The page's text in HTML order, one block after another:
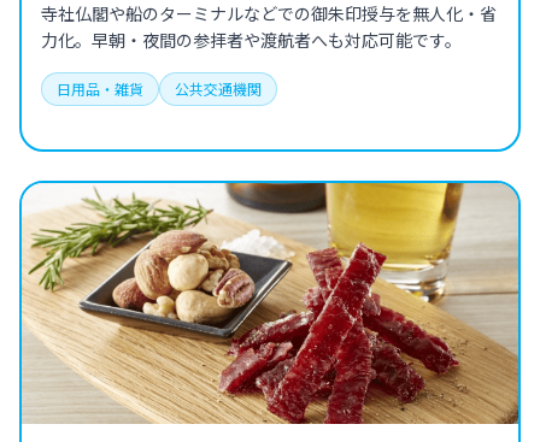
寺社仏閣や船のターミナルなどでの御朱印授与を無人化・省
力化。早朝・夜間の参拝者や渡航者へも対応可能です。
日用品・雑貨 公共交通機関